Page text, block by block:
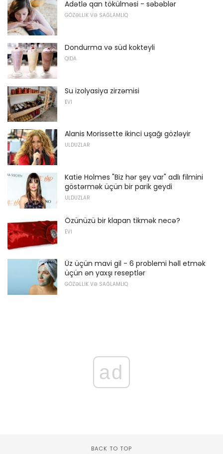
Adətlə qan tökülməsi - səbəblər
GÖZƏLLIK VƏ SAĞLAMLIQ
Dondurma və süd kokteyli
QIDA
Su izolyasiya zirzəmisi
EVI
Alanis Morissette ikinci uşağı gözləyir
ULDUZLAR
Katie Holmes "Biz hər şey var" adlı filmini
göstərmək üçün bir parik geydi
ULDUZLAR
Özünüzü bir klapan tikmək necə?
EVI
Üz üçün mavi gil - 6 problemi həll etmək
üçün ən yaxşı reseptlər
GÖZƏLLIK VƏ SAĞLAMLIQ
ad
BACK TO TOP